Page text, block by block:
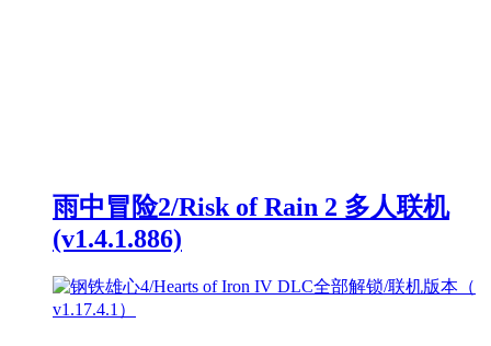
雨中冒险2/Risk of Rain 2 多人联机
(v1.4.1.886)